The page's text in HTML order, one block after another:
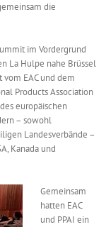
die
im Vordergrund
La Hulpe nahe Brüssel
EAC und dem
Products Association
europäischen
– sowohl
Landesverbände –
Kanada und
Gemeinsam
hatten EAC
und PPAI ein